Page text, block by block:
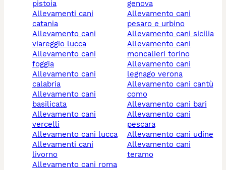
pistoia
allevamenti cani
catania
allevamento cani
viareggio lucca
allevamento cani
foggia
allevamento cani
calabria
allevamento cani
basilicata
allevamento cani
vercelli
allevamento cani lucca
allevamenti cani
livorno
allevamento cani roma
genova
allevamento cani
pesaro e urbino
allevamento cani sicilia
allevamento cani
moncalieri torino
allevamento cani
legnago verona
allevamento cani cantù
como
allevamento cani bari
allevamento cani
pescara
allevamento cani udine
allevamento cani
teramo